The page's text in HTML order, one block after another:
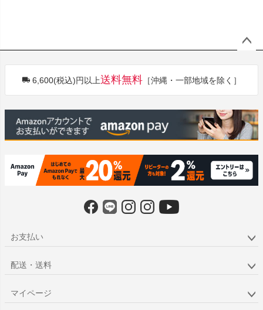
へ
6,600(税込)円以上送料無料 ［沖縄・一部地域を除く］
お支払い
配送・送料
マイページ